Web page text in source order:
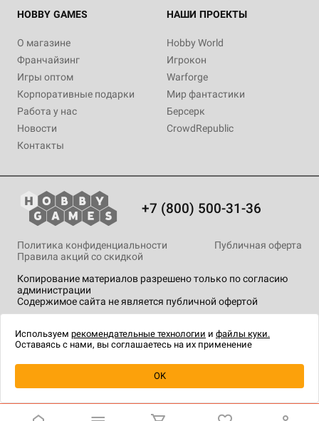
Уведомить о наличии
HOBBY GAMES
О магазине
Франчайзинг
Игры оптом
Корпоративные подарки
Работа у нас
Новости
Контакты
НАШИ ПРОЕКТЫ
Hobby World
Игрокон
Warforge
Мир фантастики
Берсерк
CrowdRepublic
+7 (800) 500-31-36
Копирование материалов разрешено только по согласию
администрации
Содержимое сайта не является публичной офертой
Политика конфиденциальности
Публичная оферта
Правила акций со скидкой
технологии.
Используем рекомендательные технологии и файлы куки.
Оставаясь с нами, вы соглашаетесь на их применение
OK